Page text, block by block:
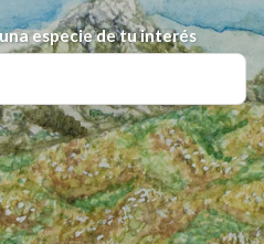
especie de tu interés